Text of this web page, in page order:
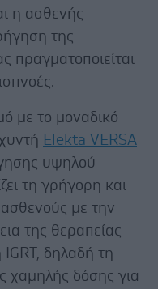
η ασθενής
της
πραγματοποιείται
με το μοναδικό
Elekta VERSA
υψηλού
τη γρήγορη και
με την
της θεραπείας
IGRT, δηλαδή τη
χαμηλής δόσης για